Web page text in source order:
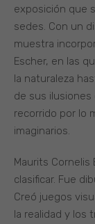
exposición que
sedes. Con un
muestra
Escher, en las
la naturaleza
de sus ilusiones
recorrido por lo
imaginarios.
Maurits Cornelis
clasificar. Fue
Creó juegos
la realidad y los